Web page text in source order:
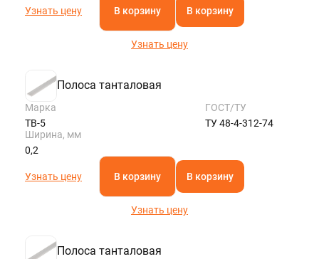
Узнать цену В корзину В корзину
Узнать цену
Полоса танталовая
Марка
ТВ-5
ГОСТ/ТУ
ТУ 48-4-312-74
Ширина, мм
0,2
Узнать цену В корзину В корзину
Узнать цену
Полоса танталовая